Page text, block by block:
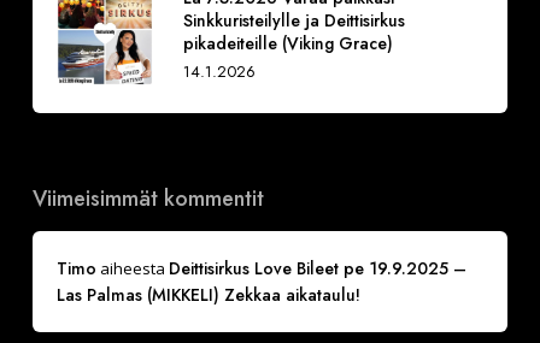
Sinkkuristeilylle ja Deittisirkus
pikadeiteille (Viking Grace)
14.1.2026
Viimeisimmät kommentit
Timo aiheesta Deittisirkus Love Bileet pe 19.9.2025 –
Las Palmas (MIKKELI) Zekkaa aikataulu!